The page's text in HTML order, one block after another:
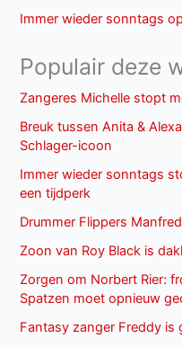
Immer wieder sonntags
Populair deze
Zangeres Michelle stopt
Breuk tussen Anita &
Schlager-icoon
Immer wieder sonntags
een tijdperk
Drummer Flippers
Zoon van Roy Black is
Zorgen om Norbert Rier:
Spatzen moet opnieuw
Fantasy zanger Freddy is